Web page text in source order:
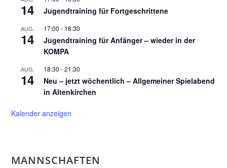
14 Jugendtraining für Fortgeschrittene
AUG.
14
17:00 - 18:30
Jugendtraining für Anfänger – wieder in der
KOMPA
AUG.
14
18:30 -21:30
Neu – jetzt wöchentlich – Allgemeiner Spielabend
in Altenkirchen
Kalender anzeigen
MANNSCHAFTEN